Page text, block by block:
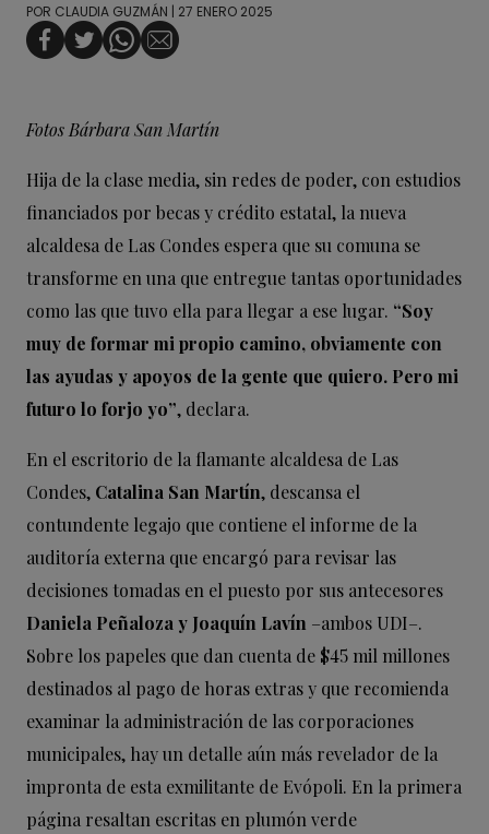
POR CLAUDIA GUZMÁN | 27 ENERO 2025
Fotos Bárbara San Martín
Hija de la clase media, sin redes de poder, con estudios
financiados por becas y crédito estatal, la nueva
alcaldesa de Las Condes espera que su comuna se
transforme en una que entregue tantas oportunidades
como las que tuvo ella para llegar a ese lugar. “Soy
muy de formar mi propio camino, obviamente con
las ayudas y apoyos de la gente que quiero. Pero mi
futuro lo forjo yo”, declara.
En el escritorio de la flamante alcaldesa de Las
Condes, Catalina San Martín, descansa el
contundente legajo que contiene el informe de la
auditoría externa que encargó para revisar las
decisiones tomadas en el puesto por sus antecesores
Daniela Peñaloza y Joaquín Lavín –ambos UDI–.
Sobre los papeles que dan cuenta de $45 mil millones
destinados al pago de horas extras y que recomienda
examinar la administración de las corporaciones
municipales, hay un detalle aún más revelador de la
impronta de esta exmilitante de Evópoli. En la primera
página resaltan escritas en plumón verde